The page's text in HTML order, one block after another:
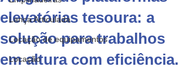
Lança Articulada
Locação de equipamentos
Locação
elevatórias tesoura: a
solução para trabalhos
em altura com eficiência.